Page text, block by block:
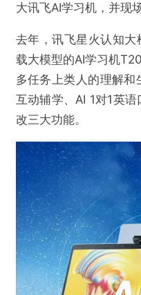
@连线
教育界的“百模大战”
欺诈
不实信息
大讯飞AI学习机，并现
去年，讯飞星火认知
载大模型的AI学习机
多任务上类人的理解和
互动辅学、AI 1对1英
改三大功能。